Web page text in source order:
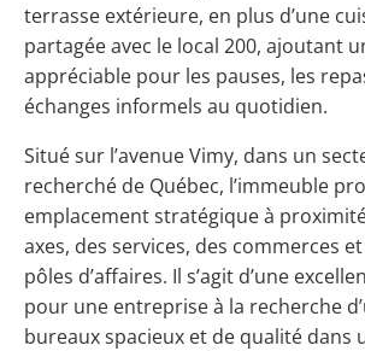
terrasse extérieure, en plus d’une
partagée avec le local 200, ajoutant
appréciable pour les pauses, les
échanges informels au quotidien.
Situé sur l’avenue Vimy, dans un
recherché de Québec, l’immeuble
emplacement stratégique à
axes, des services, des commerces
pôles d’affaires. Il s’agit d’une
pour une entreprise à la recherche
bureaux spacieux et de qualité dans